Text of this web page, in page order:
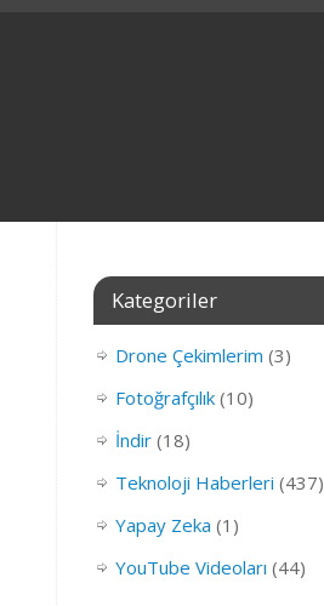
Kategoriler
Drone Çekimlerim (3)
Fotoğrafçılık (10)
İndir (18)
Teknoloji Haberleri (437)
Yapay Zeka (1)
YouTube Videoları (44)